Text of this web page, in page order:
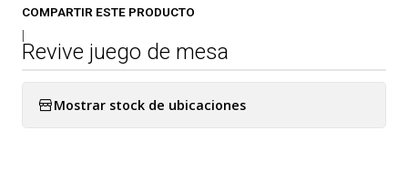
COMPARTIR ESTE PRODUCTO
|
Revive juego de mesa
Mostrar stock de ubicaciones